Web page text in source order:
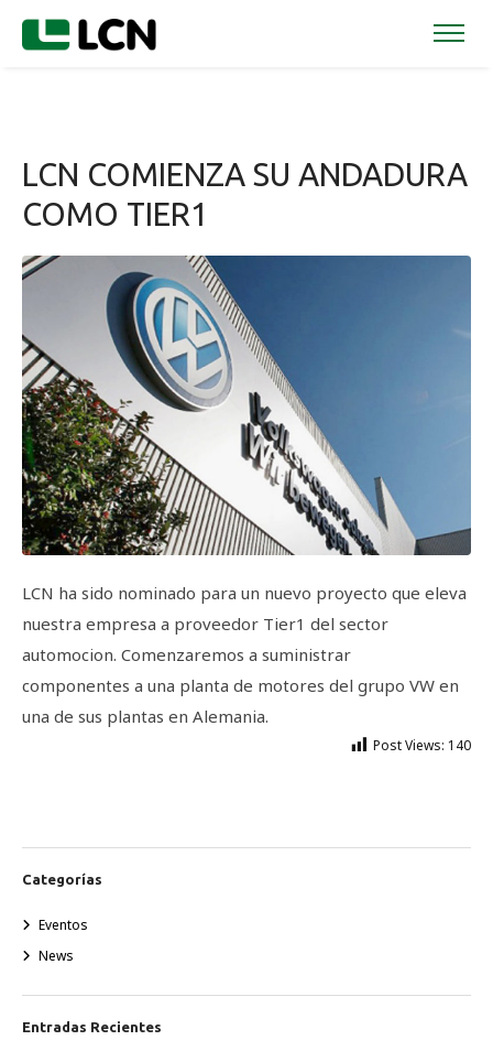
LCN COMIENZA SU ANDADURA
COMO TIER1
LCN ha sido nominado para un nuevo proyecto que eleva
nuestra empresa a proveedor Tier1 del sector
automocion. Comenzaremos a suministrar
componentes a una planta de motores del grupo VW en
una de sus plantas en Alemania.
Post Views: 140
Categorías
Eventos
News
Entradas Recientes